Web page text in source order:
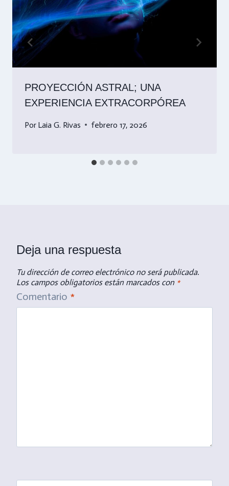
PROYECCIÓN ASTRAL; UNA
EXPERIENCIA EXTRACORPÓREA
Por Laia G. Rivas febrero 17, 2026
Deja una respuesta
Tu dirección de correo electrónico no será publicada.
Los campos obligatorios están marcados con *
Comentario *